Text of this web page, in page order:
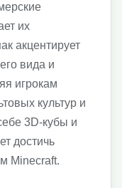
их
акцентирует
вида и
игрокам
культур и
3D-кубы и
достичь
Minecraft.